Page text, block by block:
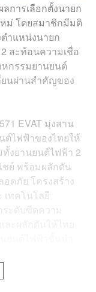
ลการเลือกตั้งนายก
ม่ โดยสมาชิกมีมติ
ำแหน่งนายก
สะท้อนความเชื่อ
กรรมยานยนต์
ยนผ่านสำคัญของ
EVAT มุ่งสาน
ต์ไฟฟ้าของไทยให้
งยานยนต์ไฟฟ้า 2
ชย์ พร้อมผลักดัน
ดภัย โครงสร้าง
ทคโนโลยี
ะดับขีดความ
ารชุดใหม่นี้ คือ